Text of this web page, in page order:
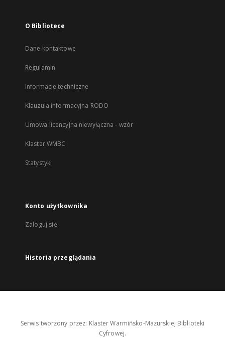
O Bibliotece
Dane kontaktowe
Regulamin
Informacje techniczne
Klauzula informacyjna RODO
Umowa licencyjna niewyłączna - wzór
Klaster WMBC
Statystyki
Konto użytkownika
Zaloguj się
Historia przeglądania
Serwis tworzony przez: Klaster Warmińsko-Mazurskiej Biblioteki
Cyfrowej.